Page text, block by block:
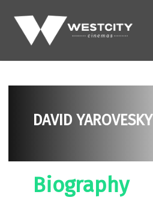
DAVID YAROVESKY
Biography